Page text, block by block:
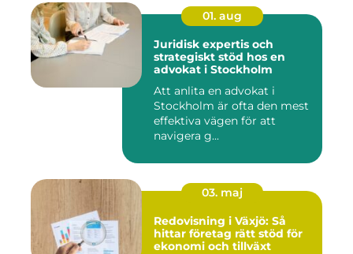
01. aug
Juridisk expertis och
strategiskt stöd hos en
advokat i Stockholm
Att anlita en advokat i
Stockholm är ofta den mest
effektiva vägen för att
navigera g...
03. maj
Redovisning i Växjö: Så
hittar företag rätt stöd för
ekonomi och tillväxt